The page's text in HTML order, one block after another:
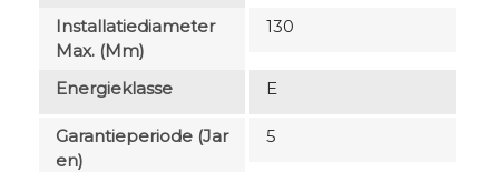
Installatiediameter
Max. (mm)
130
Energieklasse E
Garantieperiode (jar
En)
5